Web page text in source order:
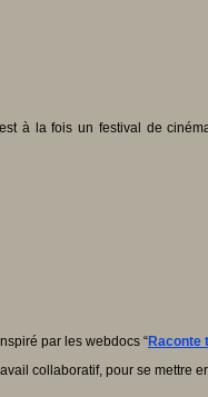
à la fois un festival de
par les webdocs “Raconte
collaboratif, pour se mettre